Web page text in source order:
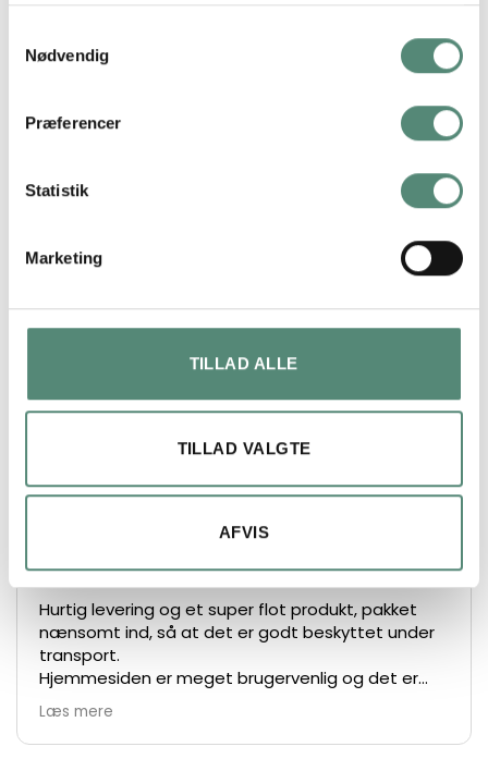
Nødvendig
Præferencer
Statistik
Marketing
TILLAD ALLE
TILLAD VALGTE
AFVIS
YDERLIGERE INFORMATION
ANMELDELSER
FREMRAGENDE
Lars Henrik Ley
2 måneder siden
Hurtig levering og et super flot produkt, pakket
nænsomt ind, så at det er godt beskyttet under
transport.
Hjemmesiden er meget brugervenlig og det er
nemt at bestille.
De største anbefalinger herfra 👍👏👏
Vh Lars
Læs mere